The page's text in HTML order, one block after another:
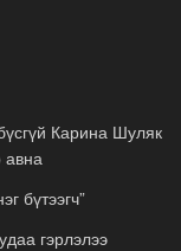
Карина Шуляк
авна
бүтээгч”
гэрлэлээ